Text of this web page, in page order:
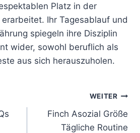
Platz in der
Ihr Tagesablauf und
spiegeln ihre Disziplin
wider, sowohl beruflich als
aus sich herauszuholen.
WEITER
Finch Asozial Größe
Tägliche Routine